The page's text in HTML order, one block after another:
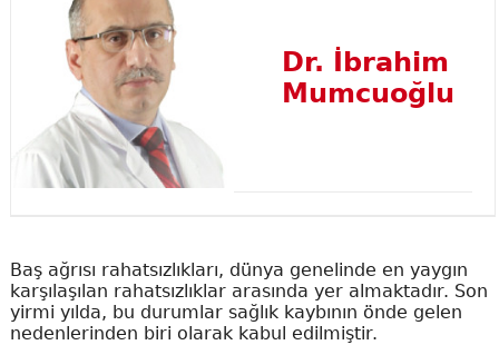
Dr. İbrahim
Mumcuoğlu
Baş ağrısı rahatsızlıkları, dünya genelinde en yaygın
karşılaşılan rahatsızlıklar arasında yer almaktadır. Son
yirmi yılda, bu durumlar sağlık kaybının önde gelen
nedenlerinden biri olarak kabul edilmiştir.